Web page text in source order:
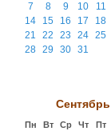
7
8 9 10 11
14
15 16 17 18
21
22 23 24 25
28 29 30 31
Сентябрь
Пн Вт Ср Чт Пт